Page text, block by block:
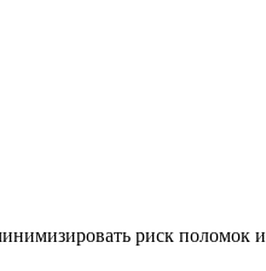
риск поломок и